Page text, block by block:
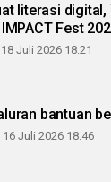
literasi
Fest
Juli 2026 18:21
bantuan
16 Juli 2026 18:46